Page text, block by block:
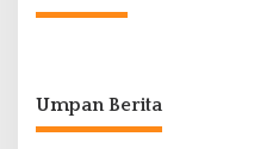
Umpan Berita